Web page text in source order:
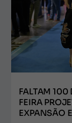
FALTAM 100
FEIRA
EXPANSÃO